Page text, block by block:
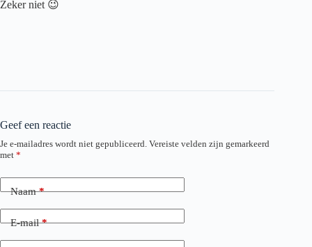
Zeker niet 😉
Geef een reactie
Je e-mailadres wordt niet gepubliceerd. Vereiste velden zijn gemarkeerd
met *
Naam*
E-mail*